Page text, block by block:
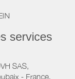
services
SAS,
- France.